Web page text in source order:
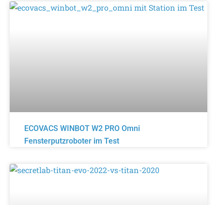
ECOVACS WINBOT W2 PRO Omni
Fensterputzroboter im Test